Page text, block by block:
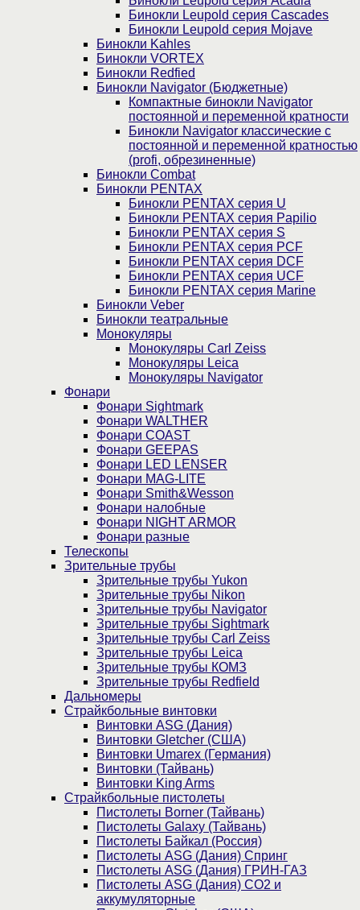
Бинокли Leupold серия Cascades
Бинокли Leupold серия Mojave
Бинокли Kahles
Бинокли VORTEX
Бинокли Redfied
Бинокли Navigator (Бюджетные)
Компактные бинокли Navigator
постоянной и переменной кратности
Бинокли Navigator классические с
постоянной и переменной кратностью
(profi, обрезиненные)
Бинокли Combat
Бинокли PENTAX
Бинокли PENTAX серия U
Бинокли PENTAX серия Papilio
Бинокли PENTAX серия S
Бинокли PENTAX серия PCF
Бинокли PENTAX серия DCF
Бинокли PENTAX серия UCF
Бинокли PENTAX серия Marine
Бинокли Veber
Бинокли театральные
Монокуляры
Монокуляры Carl Zeiss
Монокуляры Leica
Монокуляры Navigator
Фонари
Фонари Sightmark
Фонари WALTHER
Фонари COAST
Фонари GEEPAS
Фонари LED LENSER
Фонари MAG-LITE
Фонари Smith&Wesson
Фонари налобные
Фонари NIGHT ARMOR
Фонари разные
Телескопы
Зрительные трубы
Зрительные трубы Yukon
Зрительные трубы Nikon
Зрительные трубы Navigator
Зрительные трубы Sightmark
Зрительные трубы Carl Zeiss
Зрительные трубы Leica
Зрительные трубы КОМЗ
Зрительные трубы Redfield
Дальномеры
Страйкбольные винтовки
Винтовки ASG (Дания)
Винтовки Gletcher (США)
Винтовки Umarex (Германия)
Винтовки (Тайвань)
Винтовки King Arms
Страйкбольные пистолеты
Пистолеты Borner (Тайвань)
Пистолеты Galaxy (Тайвань)
Пистолеты Байкал (Россия)
Пистолеты ASG (Дания) Спринг
Пистолеты ASG (Дания) ГРИН-ГАЗ
Пистолеты ASG (Дания) CO2 и
аккумуляторные